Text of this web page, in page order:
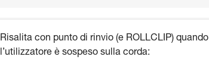
Risalita con punto di rinvio (e ROLLCLIP) quando
l’utilizzatore è sospeso sulla corda: